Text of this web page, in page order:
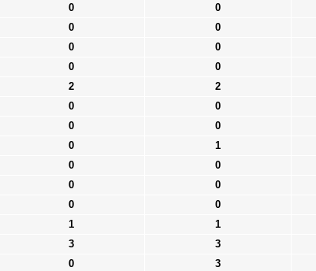
0 0
0 0
0 0
0 0
2 2
0 0
0 0
0 1
0 0
0 0
0 0
1 1
3 3
0 3